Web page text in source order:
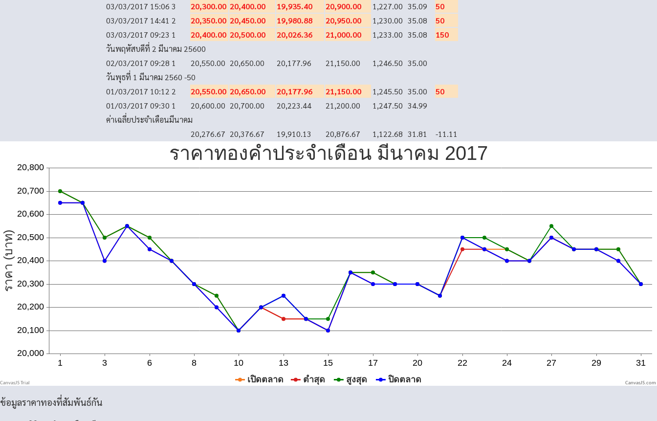
03/03/2017 15:06 3 20,300.00 20,400.00 19,935.40 20,900.00 1,227.00 35.09
50
03/03/2017 14:41 2 20,350.00 20,450.00 19,980.88 20,950.00 1,230.00 35.08
50
03/03/2017 09:23 1 20,400.00 20,500.00 20,026.36 21,000.00 1,233.00 35.08
150
วันพฤหัสบดีที่ 2 มีนาคม 25600
02/03/2017 09:28 1 20,550.00 20,650.00 20,177.96 21,150.00 1,246.50 35.00
วันพุธที่ 1 มีนาคม 2560 -50
01/03/2017 10:12 2 20,550.00 20,650.00 20,177.96 21,150.00 1,245.50 35.00
50
01/03/2017 09:30 1 20,600.00 20,700.00 20,223.44 21,200.00 1,247.50 34.99
ค่าเฉลี่ยประจำเดือนมีนาคม
20,276.67 20,376.67 19,910.13 20,876.67 1,122.68 31.81 -11.11
CanvasJS.com
ข้อมูลราคาทองที่สัมพันธ์กัน